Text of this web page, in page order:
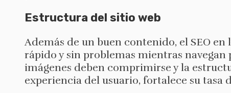
Estructura del sitio web
Además de un buen contenido, el SEO
rápido y sin problemas mientras navegan
imágenes deben comprimirse y la
experiencia del usuario, fortalece su tasa